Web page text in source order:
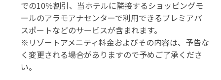
での10％割引、当ホテルに隣接するショッピングモ
ールのアラモアナセンターで利用できるプレミアパ
スポートなどのサービスが含まれます。
※リゾートアメニティ料金およびその内容は、予告な
く変更される場合がありますので予めご了承くださ
い。